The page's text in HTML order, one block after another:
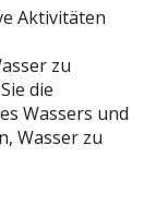
Aktivitäten
zu
die
Wassers und
Wasser zu